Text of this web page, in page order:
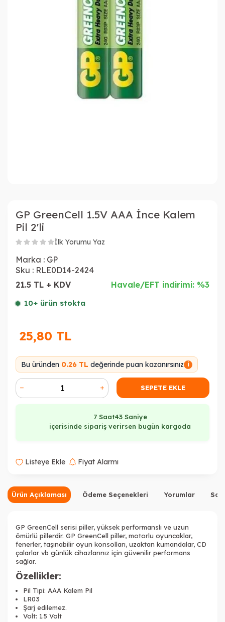
GP GreenCell 1.5V AAA İnce Kalem
Pil 2'li
İlk Yorumu Yaz
Marka : GP
Sku : RLE0D14-2424
21.5 TL + KDV
Havale/EFT indirimi: %3
10+ ürün stokta
25,80 TL
Bu üründen 0.26 TL değerinde puan kazanırsınız i
SEPETE EKLE
7 Saat43 Saniye
içerisinde sipariş verirsen bugün kargoda
Listeye Ekle Fiyat Alarmı
Ürün Açıklaması Ödeme Seçenekleri Yorumlar
GP GreenCell serisi piller, yüksek performanslı ve uzun
ömürlü pillerdir. GP GreenCell piller, motorlu oyuncaklar,
fenerler, taşınabilir oyun konsolları, uzaktan kumandalar, CD
çalarlar vb günlük cihazlarınız için güvenilir performans
sağlar.
Özellikler:
Pil Tipi: AAA Kalem Pil
LR03
Şarj edilemez.
Volt: 1.5 Volt